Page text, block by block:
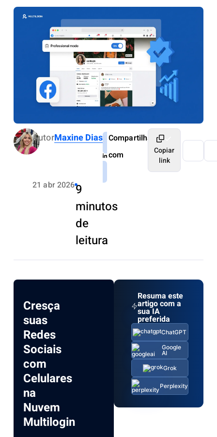
AutorMaxine Dias
21 abr 20269
minutos
de
leitura
Compartilhar
com
Copiar
link
Cresça
suas
Redes
Sociais
com
Celulares
na
Nuvem
Multilogin
Resuma este
artigo com a
sua IA
preferida
ChatGPT
Google
AI
Grok
Perplexity